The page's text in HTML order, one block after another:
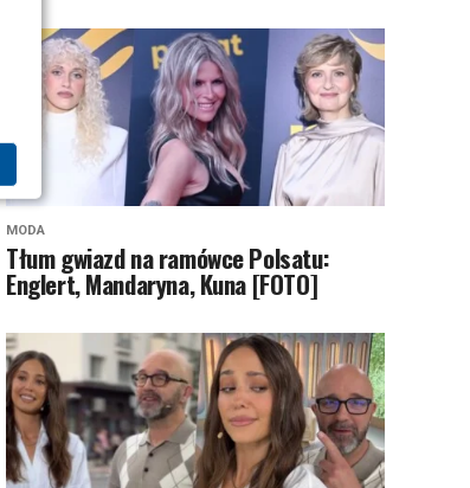
MODA
Tłum gwiazd na ramówce Polsatu:
Englert, Mandaryna, Kuna [FOTO]